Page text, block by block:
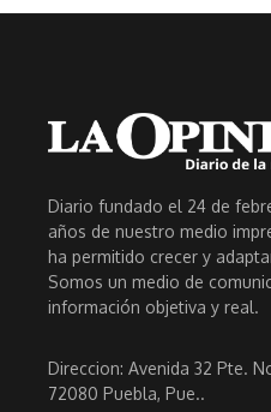
Diario fundado el 24 de
años de nuestro medio
ha permitido crecer y
Somos un medio de
información objetiva y real.
Direccion: Avenida 32 Pte.
72080 Puebla, Pue..